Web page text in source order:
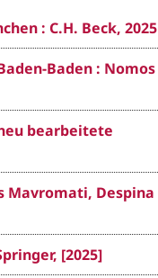
: C.H. Beck, 2025
Baden : Nomos
bearbeitete
Mavromati, Despina
[2025]